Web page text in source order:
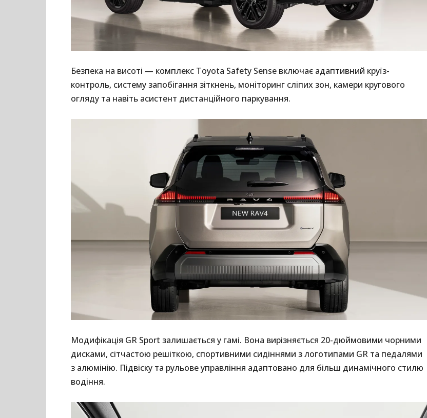
Безпека на висоті — комплекс Toyota Safety Sense включає адаптивний круїз-
контроль, систему запобігання зіткнень, моніторинг сліпих зон, камери кругового
огляду та навіть асистент дистанційного паркування.
Модифікація GR Sport залишається у гамі. Вона вирізняється 20-дюймовими чорними
дисками, сітчастою решіткою, спортивними сидіннями з логотипами GR та педалями
з алюмінію. Підвіску та рульове управління адаптовано для більш динамічного стилю
водіння.